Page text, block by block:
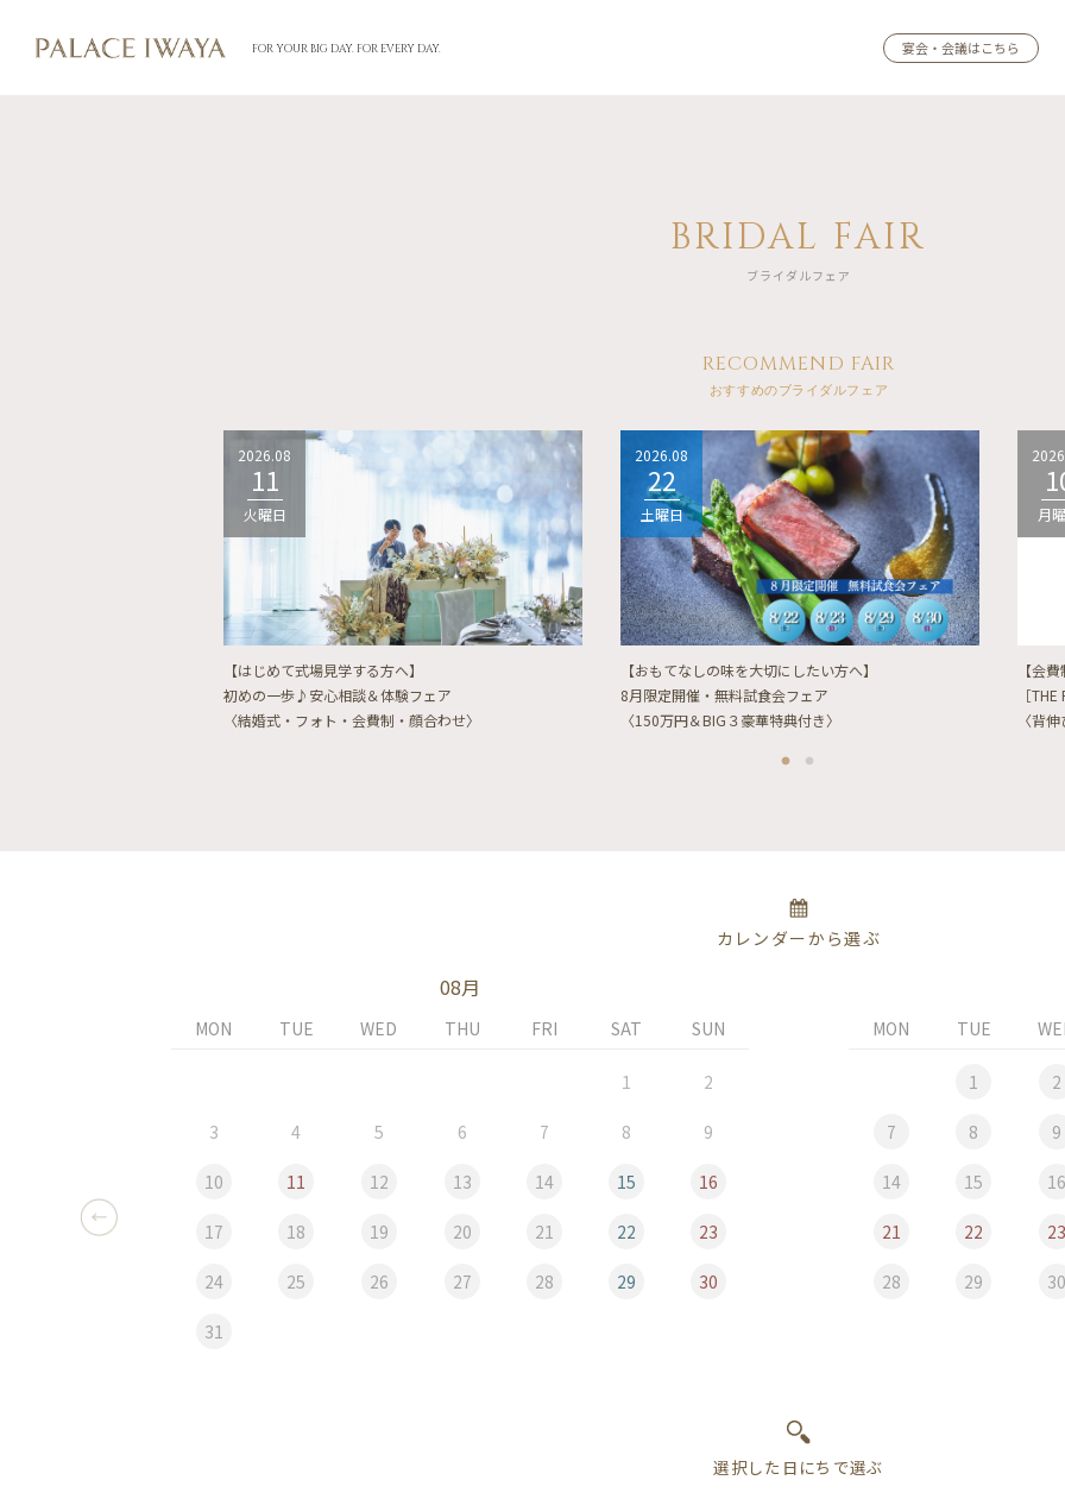
FOR YOUR BIG DAY. FOR EVERY DAY. 宴会・会議はこちら
BRIDAL FAIR
ブライダルフェア
RECOMMEND FAIR
おすすめのブライダルフェア
2026.08
11
火曜日
【はじめて式場見学する方へ】
初めの一歩♪安心相談＆体験フェア
〈結婚式・フォト・会費制・顔合わせ〉
2026.08
22
土曜日
【おもてなしの味を大切にしたい方へ】
8月限定開催・無料試食会フェア
〈150万円＆BIG３豪華特典付き〉
月
【会
［
〈背
カレンダーから選ぶ
08月
MON TUE WED THU FRI SAT SUN
1 2
3 4 5 6 7 8 9
10 11 12 13 14 15 16
17 18 19 20 21 22 23
24 25 26 27 28 29 30
31
MON TUE
1 2
7 8 9
14 15 16
21 22 23
28 29 30